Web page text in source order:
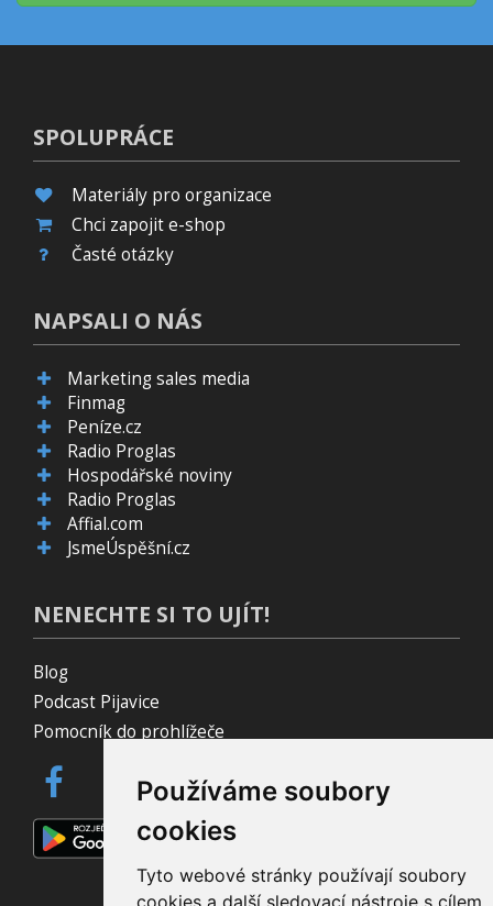
Používáme soubory
cookies
Tyto webové stránky používají soubory
cookies a další sledovací nástroje s cílem
SPOLUPRÁCE
Materiály pro organizace
Chci zapojit e-shop
Časté otázky
NAPSALI O NÁS
Marketing sales media
Finmag
Peníze.cz
Radio Proglas
Hospodářské noviny
Radio Proglas
Affial.com
JsmeÚspěšní.cz
NENECHTE SI TO UJÍT!
Blog
Podcast Pijavice
Pomocník do prohlížeče